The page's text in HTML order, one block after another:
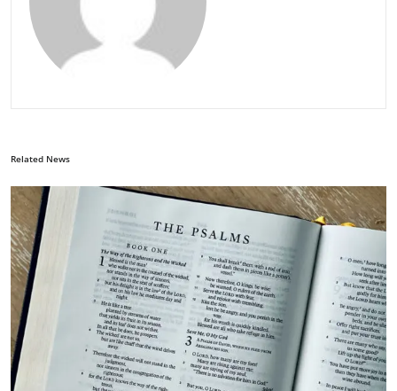
Related News